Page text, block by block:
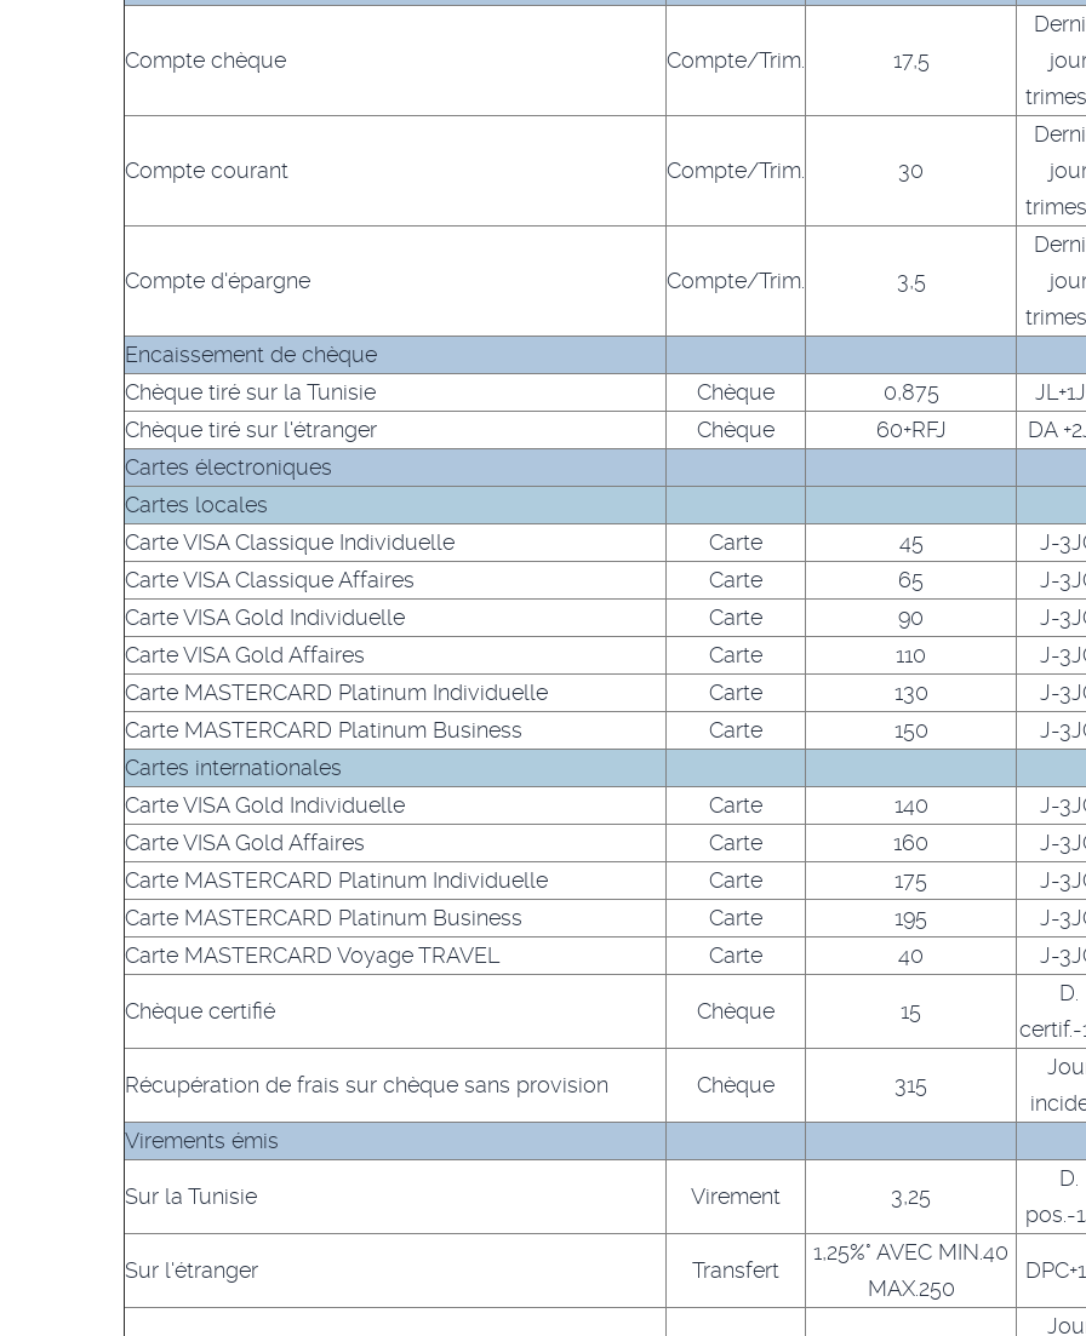
Compte chèque Compte/Trim. 17,5
Compte courant Compte/Trim. 30
Compte d'épargne Compte/Trim. 3,5
Encaissement de chèque
Chèque tiré sur la Tunisie
Chèque 0,875
Chèque tiré sur l'étranger
Chèque 60+RFJ
DA
Cartes électroniques
Cartes locales
Carte VISA Classique Individuelle
Carte 45
J-
Carte VISA Classique Affaires
Carte 65
J-
Carte VISA Gold Individuelle
Carte 90
J-
Carte VISA Gold Affaires
Carte 110
J-
Carte MASTERCARD Platinum Individuelle
Carte 130
J-
Carte MASTERCARD Platinum Business
Carte 150
J-
Cartes internationales
Carte VISA Gold Individuelle
Carte 140
J-
Carte VISA Gold Affaires
Carte 160
J-
Carte MASTERCARD Platinum Individuelle
Carte 175
J-
Carte MASTERCARD Platinum Business
Carte 195
J-
Carte MASTERCARD Voyage TRAVEL
Carte 40 J-
Chèque certifié Chèque 15
D.
certif.-
Récupération de frais sur chèque sans provision Chèque 315
Virements émis
Sur la Tunisie Virement 3,25
D.
pos.-
Sur l'étranger Transfert
1,25%° AVEC MIN.40
MAX.250